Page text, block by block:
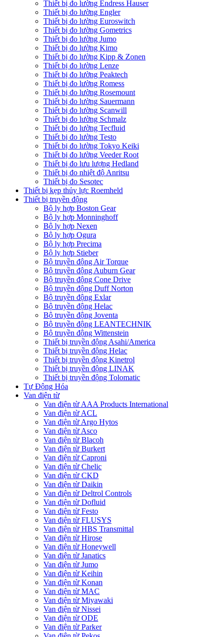
Thiết bị đo lường Endress Hauser
Thiết bị đo lường Engler
Thiết bị đo lường Euroswitch
Thiết bị đo lường Gometrics
Thiết bị đo lường Jumo
Thiết bị đo lường Kimo
Thiết bị đo lường Kipp & Zonen
Thiết bị đo lường Lenze
Thiết bị đo lường Peaktech
Thiết bị đo lường Romess
Thiết bị đo lường Rosemount
Thiết bị đo lường Sauermann
Thiết bị đo lường Scanwill
Thiết bị đo lường Schmalz
Thiết bị đo lường Tecfluid
Thiết bị đo lường Testo
Thiết bị đo lường Tokyo Keiki
Thiết bị đo lường Veeder Root
Thiết bị đo lưu lượng Hedland
Thiết bị đo nhiệt độ Anritsu
Thiết bị đo Sesotec
Thiết bị kẹp thủy lực Roemheld
Thiết bị truyền động
Bộ ly hợp Boston Gear
Bộ ly hợp Monninghoff
Bộ ly hợp Nexen
Bộ ly hợp Ogura
Bộ ly hợp Precima
Bộ ly hợp Stieber
Bộ truyền động Air Torque
Bộ truyền động Auburn Gear
Bộ truyền động Cone Drive
Bộ truyền động Duff Norton
Bộ truyền động Exlar
Bộ truyền động Helac
Bộ truyền động Joventa
Bộ truyền động LEANTECHNIK
Bộ truyền động Wittenstein
Thiết bị truyền động Asahi/America
Thiết bị truyền động Helac
Thiết bị truyền động Kinetrol
Thiết bị truyền động LINAK
Thiết bị truyền động Tolomatic
Tự Động Hóa
Van điện từ
Van điện từ AAA Products International
Van điện từ ACL
Van điện từ Argo Hytos
Van điện từ Asco
Van điện từ Blacoh
Van điện từ Burkert
Van điện từ Caproni
Van điện từ Chelic
Van điện từ CKD
Van điện từ Daikin
Van điện từ Deltrol Controls
Van điện từ Dofluid
Van điện từ Festo
Van điện từ FLUSYS
Van điện từ HBS Transmittal
Van điện từ Hirose
Van điện từ Honeywell
Van điện từ Janatics
Van điện từ Jumo
Van điện từ Keihin
Van điện từ Konan
Van điện từ MAC
Van điện từ Miyawaki
Van điện từ Nissei
Van điện từ ODE
Van điện từ Parker